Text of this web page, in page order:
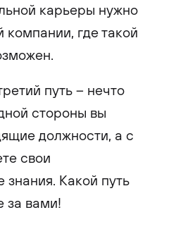
карьеры нужно
компании, где такой
путь – нечто
стороны вы
должности, а с
свои
Какой путь
за вами!